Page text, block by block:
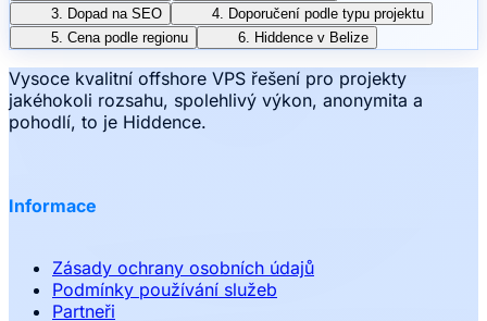
3. Dopad na SEO
4. Doporučení podle typu projektu
5. Cena podle regionu
6. Hiddence v Belize
Vysoce kvalitní offshore VPS řešení pro projekty
jakéhokoli rozsahu, spolehlivý výkon, anonymita a
pohodlí, to je Hiddence.
Informace
Zásady ochrany osobních údajů
Podmínky používání služeb
Partneři